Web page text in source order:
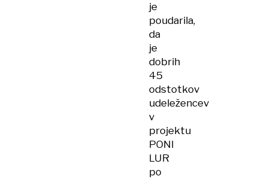
je
poudarila,
da
je
dobrih
45
odstotkov
udeležencev
v
projektu
PONI
LUR
po